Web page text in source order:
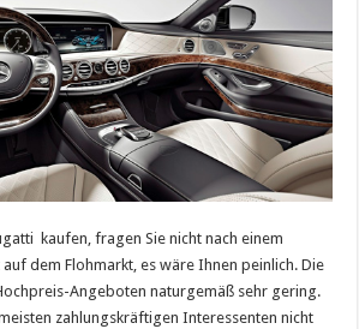
kaufen, fragen Sie nicht nach einem
auf dem Flohmarkt, es wäre Ihnen peinlich. Die
Angeboten naturgemäß sehr gering.
zahlungskräftigen Interessenten nicht